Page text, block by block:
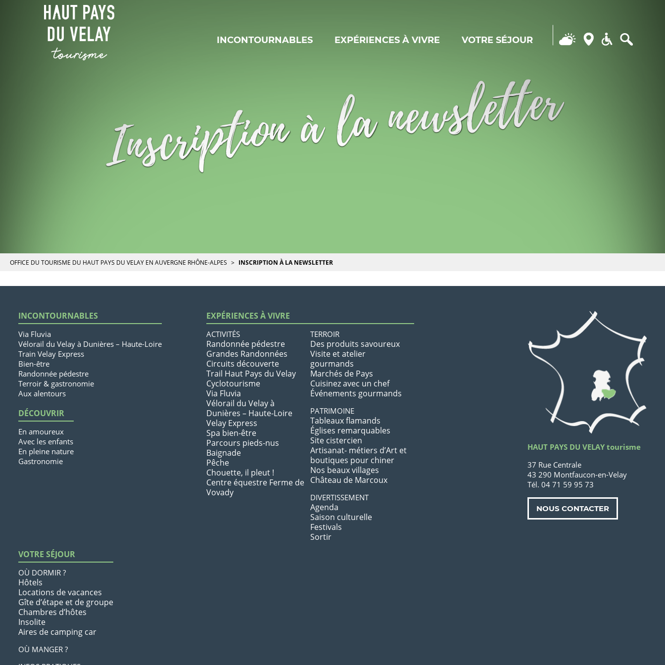
INCONTOURNABLES EXPÉRIENCES À VIVRE VOTRE SÉJOUR
Inscription à la newsletter
OFFICE DU TOURISME DU HAUT PAYS DU VELAY EN AUVERGNE RHÔNE-ALPES INSCRIPTION À LA NEWSLETTER
INCONTOURNABLES
Via Fluvia
Vélorail du Velay à Dunières – Haute-Loire
Train Velay Express
Bien-être
Randonnée pédestre
Terroir & gastronomie
Aux alentours
DÉCOUVRIR
En amoureux
Avec les enfants
En pleine nature
Gastronomie
EXPÉRIENCES À VIVRE
ACTIVITÉS
Randonnée pédestre
Grandes Randonnées
Circuits découverte
Trail Haut Pays du Velay
Cyclotourisme
Via Fluvia
Vélorail du Velay à
Dunières – Haute-Loire
Velay Express
Spa bien-être
Parcours pieds-nus
Baignade
Pêche
Chouette, il pleut !
Centre équestre Ferme de
Vovady
TERROIR
Des produits savoureux
Visite et atelier
gourmands
Marchés de Pays
Cuisinez avec un chef
Événements gourmands
PATRIMOINE
Tableaux flamands
Églises remarquables
Site cistercien
Artisanat- métiers d’Art et
boutiques pour chiner
Nos beaux villages
Château de Marcoux
DIVERTISSEMENT
Agenda
Saison culturelle
Festivals
Sortir
VOTRE SÉJOUR
OÙ DORMIR ?
Hôtels
Locations de vacances
Gîte d’étape et de groupe
Chambres d’hôtes
Insolite
Aires de camping car
OÙ MANGER ?
HAUT PAYS DU VELAY tourisme
37 Rue Centrale
43 290 Montfaucon-en-Velay
Tél. 04 71 59 95 73
NOUS CONTACTER